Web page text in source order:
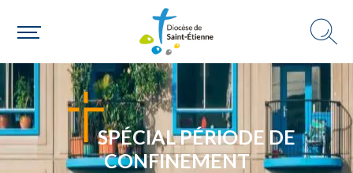
SPÉCIAL PÉRIODE DE
CONFINEMENT